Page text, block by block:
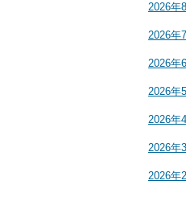
2026年
2026年
2026年
2026年
2026年
2026年
2026年